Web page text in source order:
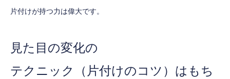
片付けが持つ力は偉大です。
見た目の変化の
テクニック（片付けのコツ）はもち